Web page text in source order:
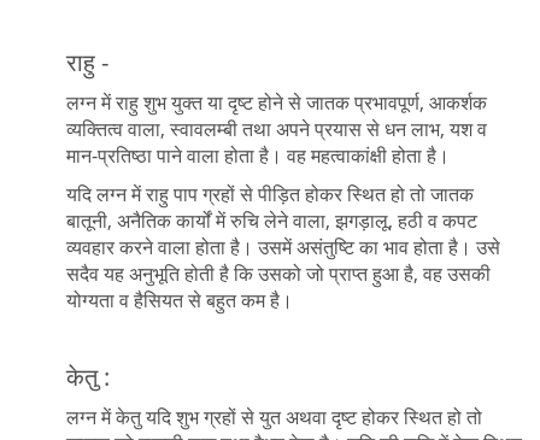
राहु -
लग्न में राहु शुभ युक्त या दृष्ट होने से जातक प्रभावपूर्ण, आकर्शक
व्यक्तित्व वाला, स्वावलम्बी तथा अपने प्रयास से धन लाभ, यश व
मान-प्रतिष्ठा पाने वाला होता है। वह महत्वाकांक्षी होता है।
यदि लग्न में राहु पाप ग्रहों से पीड़ित होकर स्थित हो तो जातक
बातूनी, अनैतिक कार्यों में रुचि लेने वाला, झगड़ालू, हठी व कपट
व्यवहार करने वाला होता है। उसमें असंतुष्टि का भाव होता है। उसे
सदैव यह अनुभूति होती है कि उसको जो प्राप्त हुआ है, वह उसकी
योग्यता व हैसियत से बहुत कम है।
केतु :
लग्न में केतु यदि शुभ ग्रहों से युत अथवा दृष्ट होकर स्थित हो तो